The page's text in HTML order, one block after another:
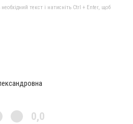
текст і натисніть Ctrl + Enter, щоб
0,0